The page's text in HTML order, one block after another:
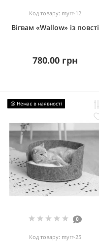
Код товару: myrr-12
Вігвам «Wallow» із повсті
780.00 грн
😢 Немає в наявності
0
Код товару: myrr-25